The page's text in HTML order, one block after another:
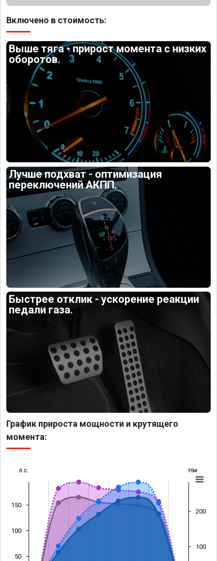
Включено в стоимость:
Выше тяга - прирост момента с низких
оборотов.
Лучше подхват - оптимизация
переключений АКПП.
Быстрее отклик - ускорение реакции
педали газа.
График прироста мощности и крутящего
момента:
л.с. Нм
50
100
150
100
200